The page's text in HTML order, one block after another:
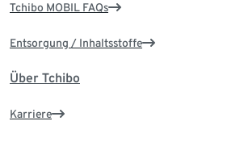
Tchibo MOBIL FAQs
Entsorgung / Inhaltsstoffe
Über Tchibo
Karriere